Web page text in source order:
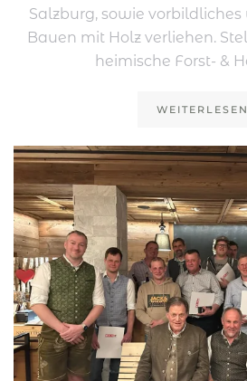
Salzburg, sowie
Bauen mit Holz verliehen.
heimische Forst- &
WEITERLESEN